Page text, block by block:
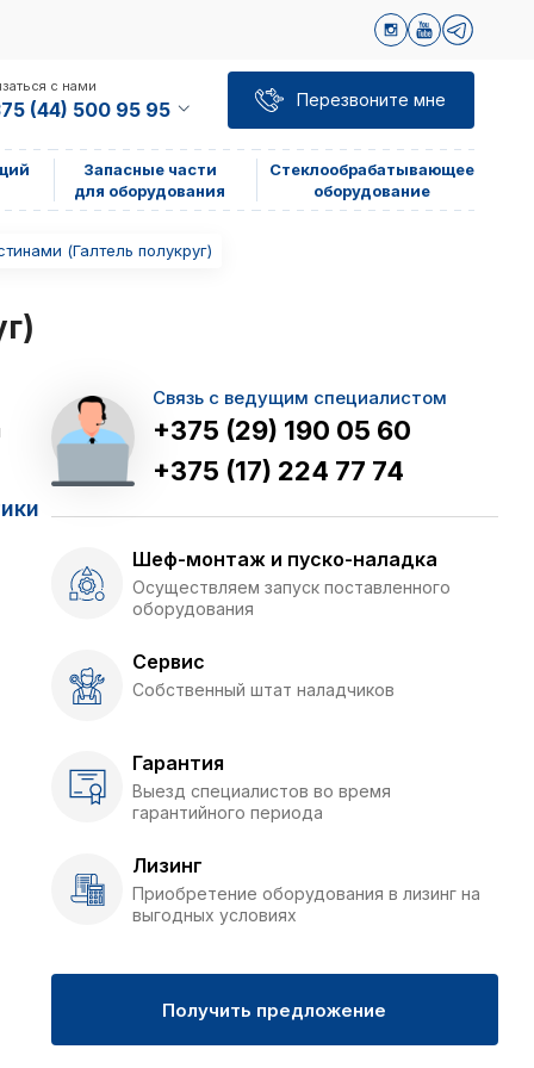
с нами
(44) 500 95 95 Перезвоните мне
Запасные части
для оборудования
Стеклообрабатывающее
оборудование
(Галтель полукруг)
Связь с ведущим специалистом
+375 (29) 190 05 60
+375 (17) 224 77 74
Шеф-монтаж и пуско-наладка
Осуществляем запуск поставленного
оборудования
Сервис
Собственный штат наладчиков
Гарантия
Выезд специалистов во время
гарантийного периода
Лизинг
Приобретение оборудования в лизинг на
выгодных условиях
Получить предложение